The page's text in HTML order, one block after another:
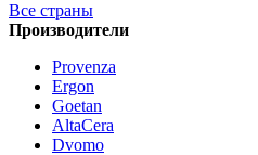
Все страны
Производители
Provenza
Ergon
Goetan
AltaСera
Dvomo